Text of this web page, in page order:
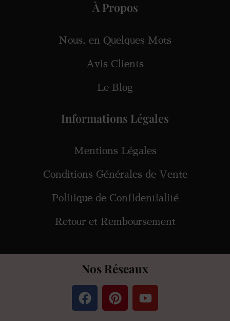
À Propos
Nous, en Quelques Mots
Avis Clients
Le Blog
Informations Légales
Mentions Légales
Conditions Générales de Vente
Politique de Confidentialité
Retour et Remboursement
Nos Réseaux